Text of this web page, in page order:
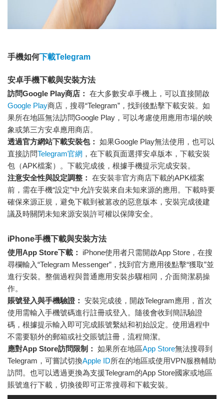
手機如何下載Telegram
安卓手機下載與安裝方法
訪問Google Play商店： 在大多數安卓手機上，可以直接開啟
Google Play商店，搜尋“Telegram”，找到後點擊下載安裝。如
果所在地區無法訪問Google Play，可以考慮使用應用市場的映
象或第三方安卓應用商店。
透過官方網站下載安裝包： 如果Google Play無法使用，也可以
直接訪問Telegram官網 ，在下載頁面選擇安卓版本，下載安裝
包（APK檔案）。下載完成後，根據手機提示完成安裝。
注意安全性與設定調整： 在安裝非官方商店下載的APK檔案
前，需在手機“設定”中允許安裝來自未知來源的應用。下載時要
確保來源正規，避免下載到被篡改的惡意版本，安裝完成後建
議及時關閉未知來源安裝許可權以保障安全。
iPhone手機下載與安裝方法
使用App Store下載：
iPhone使用者只需開啟App Store，在搜
尋欄輸入“Telegram Messenger”，找到官方應用後點擊“獲取”並
進行安裝。整個過程與普通應用安裝步驟相同，介面簡潔易操
作。
賬號登入與手機驗證： 安裝完成後，開啟Telegram應用，首次
使用需輸入手機號碼進行註冊或登入。隨後會收到簡訊驗證
碼，根據提示輸入即可完成賬號繫結和初始設定。使用過程中
不需要額外的郵箱或社交賬號註冊，流程簡潔。
應對App Store訪問限制： 如果所在地區App Store無法搜尋到
Telegram，可嘗試切換Apple ID所在的地區或使用VPN服務輔助
訪問。也可以透過更換為支援Telegram的App Store國家或地區
賬號進行下載，切換後即可正常搜尋和下載安裝。